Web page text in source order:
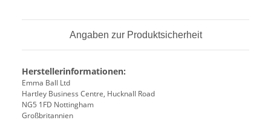
Angaben zur Produktsicherheit
Herstellerinformationen:
Emma Ball Ltd
Hartley Business Centre, Hucknall Road
NG5 1FD Nottingham
Großbritannien